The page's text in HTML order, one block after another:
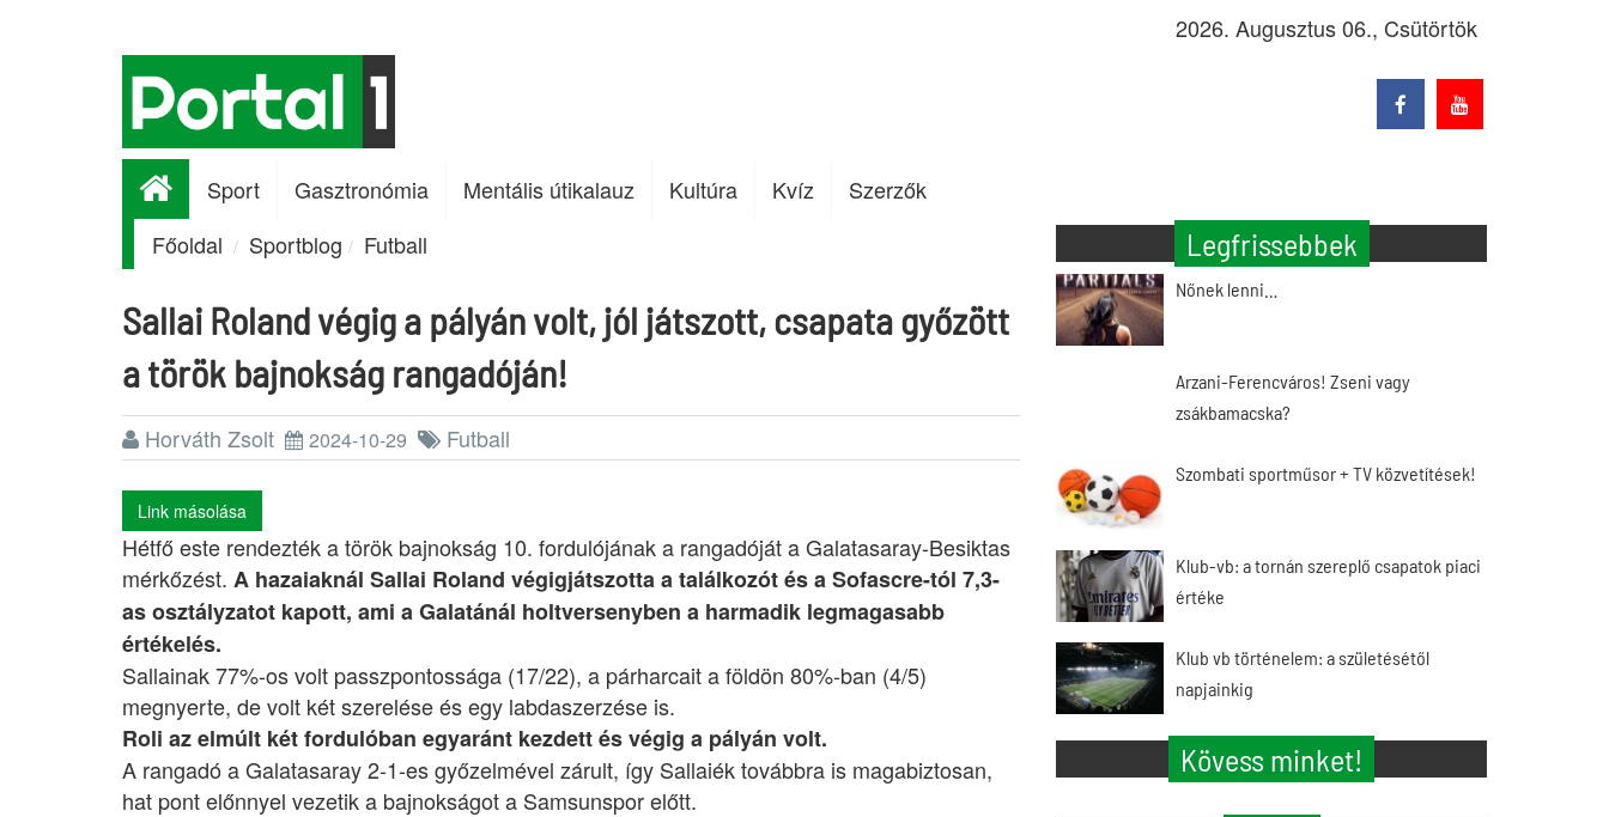
2026. Augusztus 06., Csütörtök
Sport Gasztronómia Mentális útikalauz Kultúra Kvíz
Szerzők
Főoldal
Sportblog Futball
Sallai Roland végig a pályán volt, jól játszott, csapata győzött
a török bajnokság rangadóján!
Horváth Zsolt 2024-10-29 Futball
Link másolása
Hétfő este rendezték a török bajnokság 10. fordulójának a rangadóját a Galatasaray-Besiktas
mérkőzést. A hazaiaknál Sallai Roland végigjátszotta a találkozót és a Sofascre-tól 7,3-
as osztályzatot kapott, ami a Galatánál holtversenyben a harmadik legmagasabb
értékelés.
Sallainak 77%-os volt passzpontossága (17/22), a párharcait a földön 80%-ban (4/5)
megnyerte, de volt két szerelése és egy labdaszerzése is.
Roli az elmúlt két fordulóban egyaránt kezdett és végig a pályán volt.
A rangadó a Galatasaray 2-1-es győzelmével zárult, így Sallaiék továbbra is magabiztosan,
hat pont előnnyel vezetik a bajnokságot a Samsunspor előtt.
Legfrissebbek
Nőnek lenni…
Arzani-Ferencváros! Zseni vagy
zsákbamacska?
Szombati sportműsor + TV közvetítések!
Klub-vb: a tornán szereplő csapatok piaci
értéke
Klub vb történelem: a születésétől
napjainkig
Kövess minket!